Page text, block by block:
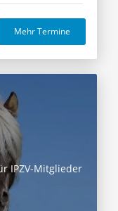
Mehr Termine
IPZV-Mitglieder